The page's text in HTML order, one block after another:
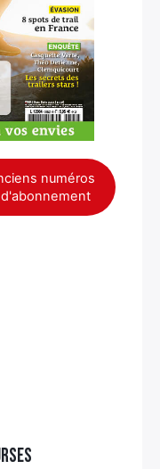
numéros